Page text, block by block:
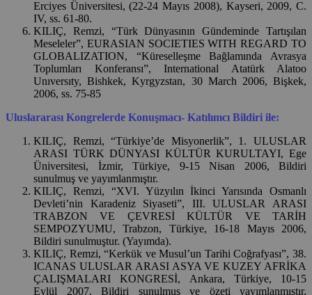
Erciyes Üniversitesi, (22-24 Mayıs 2008), Kayseri, 2009, C.
IV, ss. 61-80.
KILIÇ, Remzi, “Türk Dünyasının Gündeminde Tartışılan
Meseleler”, EURASIAN SOCIETIES WITH REGARD TO
GLOBALIZATION, “Küreselleşme Bağlamında Avrasya
Toplumları Konferansı”, International Atatürk Alatoo
Unıversıty, Bishkek, Kyrgyzstan, 30 March 2006, Bişkek,
2006, ss. 75-85
Uluslararası Kongrelerde Konuşmacı- Katılımcı Bildiri ile:
KILIÇ, Remzi, “Türkiye’de Misyonerlik”, 1. ULUSLAR
ARASI TÜRK DÜNYASI KÜLTÜR KURULTAYI, Ege
Üniversitesi, İzmir, Türkiye, 9-15 Nisan 2006, Bildiri
sunulmuş ve yayımlanmıştır.
KILIÇ, Remzi, “XVI. Yüzyılın İkinci Yarısında Osmanlı
Devleti’nin Karadeniz Siyaseti”, III. ULUSLAR ARASI
TRABZON VE ÇEVRESİ KÜLTÜR VE TARİH
SEMPOZYUMU, Trabzon, Türkiye, 16-18 Mayıs 2006,
Bildiri sunulmuştur. (Yayımda).
KILIÇ, Remzi, “Kerkük ve Musul’un Tarihi Coğrafyası”, 38.
ICANAS ULUSLAR ARASI ASYA VE KUZEY AFRİKA
ÇALIŞMALARI KONGRESİ, Ankara, Türkiye, 10-15
Eylül 2007, Bildiri sunulmuş ve özeti yayımlanmıştır,